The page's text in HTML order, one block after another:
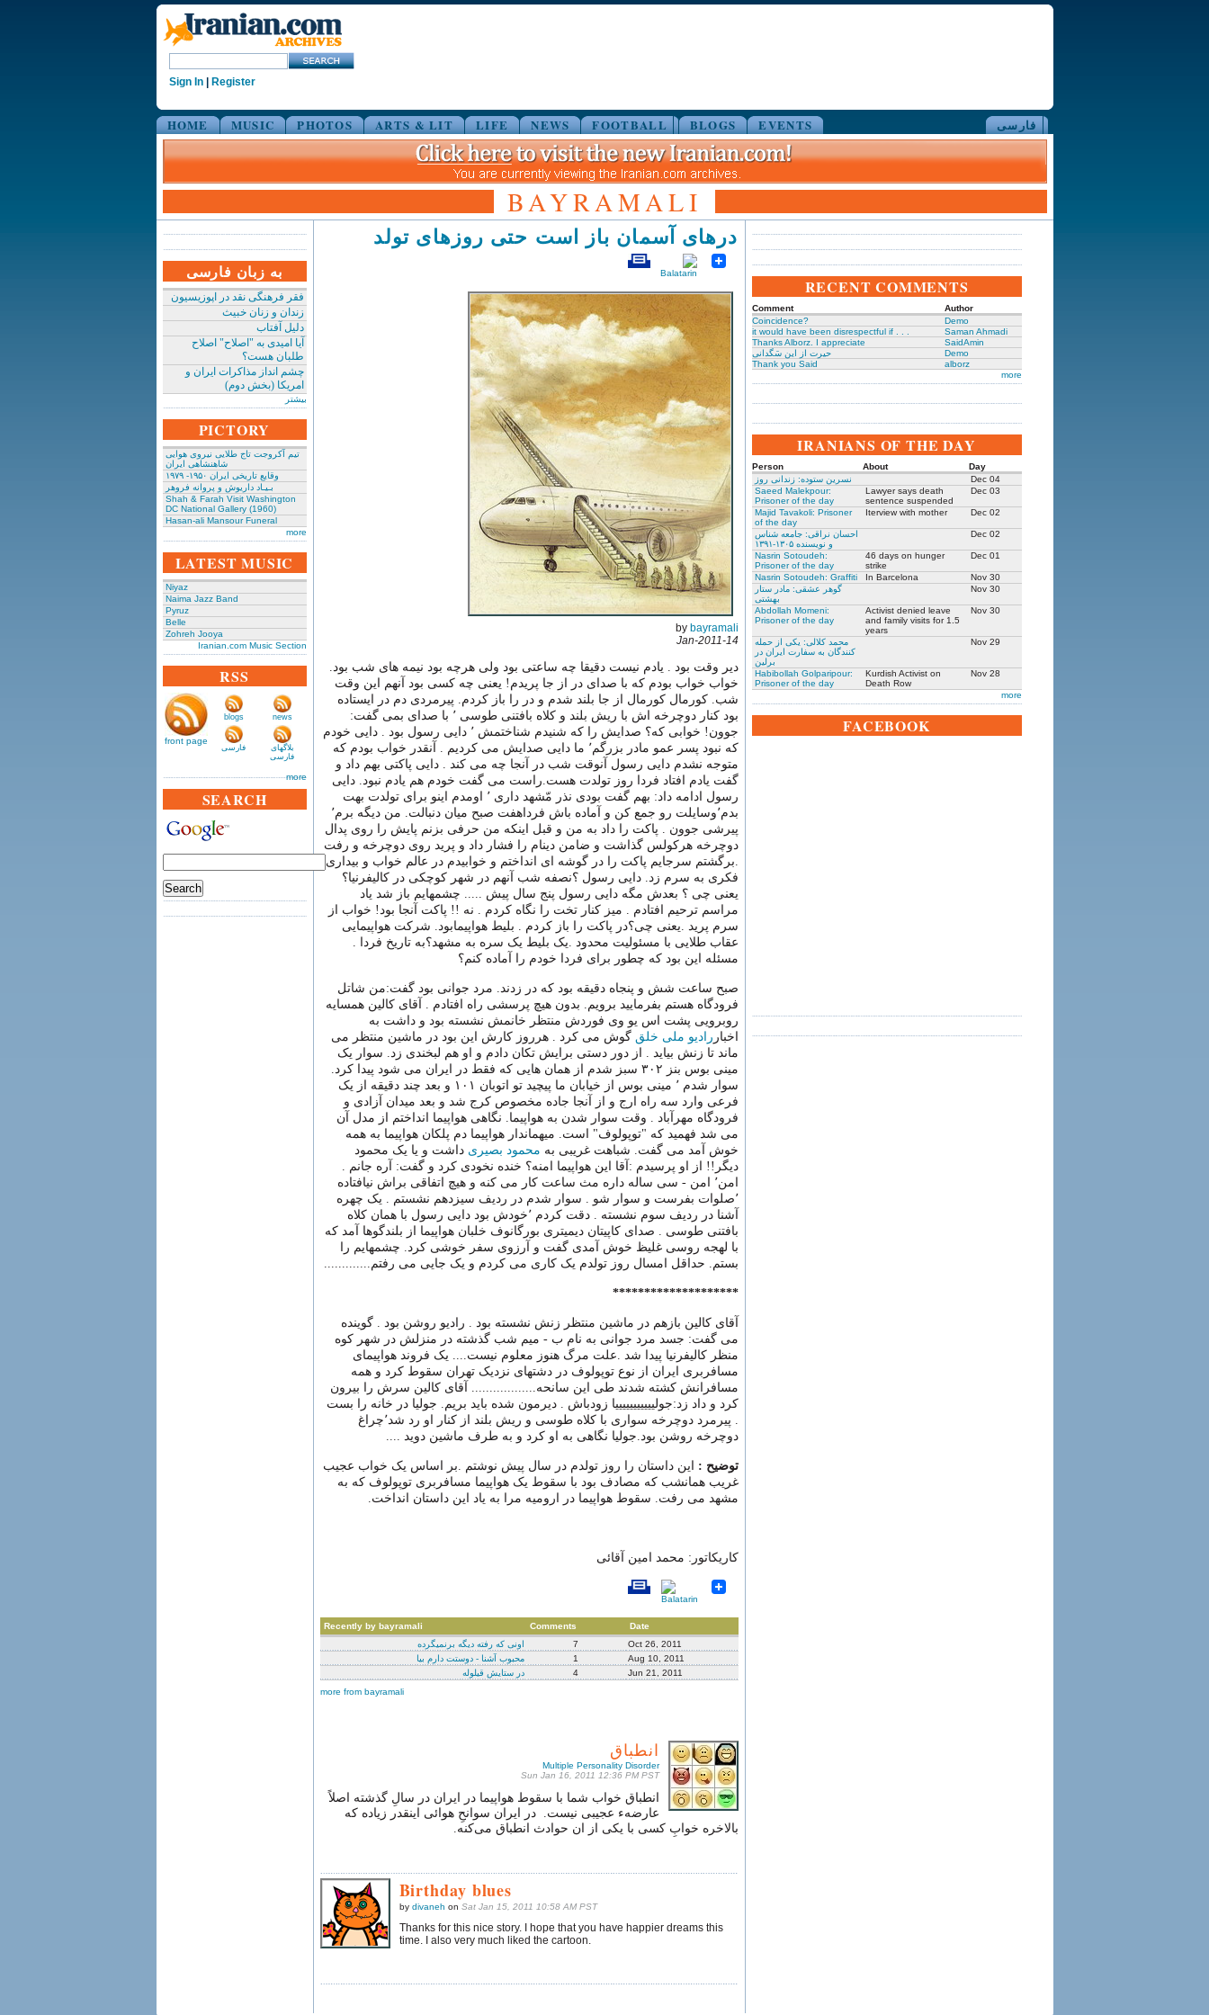
Sign In| Register
HOME MUSIC PHOTOS ARTS & LIT LIFE NEWS FOOTBALL BLOGS EVENTS فارسی
BAYRAMALI
به زبان فارسی
فقر فرهنگی نقد در اپوزیسیون
زندان و زنان خبیث
دلیل آفتاب
آیا امیدی به "اصلاح" اصلاح
طلبان هست؟
چشم انداز مذاکرات ایران و
امریکا (بخش دوم)
بیشتر
PICTORY
تیم آکروجت تاج طلایی نیروی هوایی
شاهنشاهی ایران
وقایع تاریخی‌ ایران ۱۹۵۰- ۱۹۷۹
بـیـاد داریوش و پروانه فروهر
Shah & Farah Visit Washington
DC National Gallery (1960)
Hasan-ali Mansour Funeral
more
LATEST MUSIC
Niyaz
Naima Jazz Band
Pyruz
Belle
Zohreh Jooya
Iranian.com Music Section
RSS
front page
blogs news
فارسی
بلاگهای
فارسی
more
SEARCH
درهای آسمان باز است حتی روزهای تولد
by bayramali
14-Jan-2011
دیر وقت بود . یادم نیست دقیقا چه ساعتی بود ولی هرچه بود نیمه های شب بود.
خواب خواب بودم که با صدای در از جا پریدم! یعنی چه کسی بود آنهم این وقت
شب. کورمال کورمال از جا بلند شدم و در را باز کردم. پیرمردی دم در ایستاده
بود کنار دوچرخه اش با ریش بلند و کلاه بافتنی طوسی ٬ با صدای بمی گفت:
جوون! خوابی که؟ صدایش را که شنیدم شناختمش ٬ دایی رسول بود . دایی خودم
که نبود پسر عمو مادر بزرگم٬ ما دایی صدایش می کردیم . آنقدر خواب بودم که
متوجه نشدم دایی رسول آنوقت شب در آنجا چه می کند . دایی پاکتی بهم داد و
گفت یادم افتاد فردا روز تولدت هست.راست می گفت خودم هم یادم نبود. دایی
رسول ادامه داد: بهم گفت بودی نذر مّشهد داری ٬ اومدم اینو برای تولدت بهت
بدم٬وسایلت رو جمع کن و آماده باش فرداهفت صبح میان دنبالت. من دیگه برم٬
پیرشی جوون . پاکت را داد به من و قبل اینکه من حرفی بزنم پایش را روی پدال
دوچرخه هرکولس گذاشت و ضامن دینام را فشار داد و پرید روی دوچرخه و رفت
.برگشتم سرجایم پاکت را در گوشه ای انداختم و خوابیدم در عالم خواب و بیداری
فکری به سرم زد. دایی رسول ؟نصفه شب آنهم در شهر کوچکی در کالیفرنیا؟
یعنی چی ؟ بعدش مگه دایی رسول پنج سال پیش ..... چشمهایم باز شد یاد
مراسم ترحیم افتادم . میز کنار تخت را نگاه کردم . نه !! پاکت آنجا بود! خواب از
سرم پرید .یعنی چی؟در پاکت را باز کردم . بلیط هواپیمابود. شرکت هواپیمایی
عقاب طلایی با مسئولیت محدود .یک بلیط یک سره به مشهد؟به تاریخ فردا .
مسئله این بود که چطور برای فردا خودم را آماده کنم؟
صبح ساعت شش و پنجاه دقیقه بود که در زدند. مرد جوانی بود گفت:من شاتل
فرودگاه هستم بفرمایید برویم. بدون هیچ پرسشی راه افتادم . آقای کالین همسایه
روبرویی پشت اس یو وی فوردش منتظر خانمش نشسته بود و داشت به
اخبار رادیو ملی خلق گوش می کرد . هرروز کارش این بود در ماشین منتظر می
ماند تا زنش بیاید . از دور دستی برایش تکان دادم و او هم لبخندی زد. سوار یک
مینی بوس بنز ۳۰۲ سبز شدم از همان هایی که فقط در ایران می شود پیدا کرد.
سوار شدم ٬ مینی بوس از خیابان ما پیچید تو اتوبان ۱۰۱ و بعد چند دقیقه از یک
فرعی وارد سه راه ارج و از آنجا جاده مخصوص کرج شد و بعد میدان آزادی و
فرودگاه مهرآباد . وقت سوار شدن به هواپیما. نگاهی هواپیما انداختم از مدل آن
می شد فهمید که "توپولوف" است. میهماندار هواپیما دم پلکان هواپیما به همه
خوش آمد می گفت. شباهت غریبی به محمود بصیری داشت و یا یک محمود
دیگر!! از او پرسیدم :آقا این هواپیما امنه؟ خنده نخودی کرد و گفت: آره جانم .
امن٬ امن - سی ساله داره مث ساعت کار می کنه و هیچ اتفاقی براش نیافتاده
٬صلوات بفرست و سوار شو . سوار شدم در ردیف سیزدهم نشستم . یک چهره
آشنا در ردیف سوم نشسته . دقت کردم ٬خودش بود دایی رسول با همان کلاه
بافتنی طوسی . صدای کاپیتان دیمیتری بورگانوف خلبان هواپیما از بلندگوها آمد که
با لهجه روسی غلیظ خوش آمدی گفت و آرزوی سفر خوشی کرد. چشمهایم را
بستم. حداقل امسال روز تولدم یک کاری می کردم و یک جایی می رفتم.............
********************
آقای کالین بازهم در ماشین منتظر زنش نشسته بود . رادیو روشن بود . گوینده
می گفت: جسد مرد جوانی به نام ب - میم شب گذشته در منزلش در شهر کوه
منظر کالیفرنیا پیدا شد .علت مرگ هنوز معلوم نیست.... یک فروند هواپیمای
مسافربری ایران از نوع توپولوف در دشتهای نزدیک تهران سقوط کرد و همه
مسافرانش کشته شدند طی این سانحه.................. آقای کالین سرش را بیرون
کرد و داد زد:جولیییییییییییا زودباش . دیرمون شده باید بریم. جولیا در خانه را بست
. پیرمرد دوچرخه سواری با کلاه طوسی و ریش بلند از کنار او رد شد٬چراغ
دوچرخه روشن بود.جولیا نگاهی به او کرد و به طرف ماشین دوید ....
توضیح :
این داستان را روز تولدم در سال پیش نوشتم .بر اساس یک خواب عجیب
غریب همانشب که مصادف بود با سقوط یک هواپیما مسافربری توپولوف که به
مشهد می رفت. سقوط هواپیما در ارومیه مرا به یاد این داستان انداخت.
کاریکاتور: محمد امین آقائی
Recently by bayramali Comments
Date
اونی که رفته دیگه برنمیگرده
7
Oct 26, 2011
محبوب آشنا - دوستت دارم بیا
1
Aug 10, 2011
در ستایش قیلوله
4
Jun 21, 2011
more from bayramali
انطباق
Multiple Personality Disorder
Sun Jan 16, 2011 12:36 PM PST
انطباق خواب شما با سقوط هواپیما در ایران در سالِ گذشته اصلاً
عارضهء عجیبی نیست. در ایران سوانحِ هوائی اینقدر زیاده که
بالاخره خوابِ کسی با یکی از ان حوادث انطباق می‌کنه.
Birthday blues
by divaneh on Sat Jan 15, 2011 10:58 AM PST
Thanks for this nice story. I hope that you have happier dreams this
time. I also very much liked the cartoon.
RECENT COMMENTS
Comment
Author
Coincidence?
Demo
it would have been disrespectful if . . .
Saman Ahmadi
Thanks Alborz. I appreciate
SaidAmin
حیرت از این سَگدانی
Demo
Thank you Said
alborz
more
IRANIANS OF THE DAY
Person About
Day
نسرین ستوده: زندانی روز
Dec 04
Saeed Malekpour:
Prisoner of the day
Lawyer says death
sentence suspended
Dec 03
Majid Tavakoli: Prisoner
of the day
Iterview with mother Dec 02
احسان نراقی: جامعه شناس
و نویسنده ۱۳۰۵-۱۳۹۱
Dec 02
Nasrin Sotoudeh:
Prisoner of the day
46 days on hunger
strike
Dec 01
Nasrin Sotoudeh: Graffiti In Barcelona
Nov 30
گوهر عشقی: مادر ستار
بهشتی
Nov 30
Abdollah Momeni:
Prisoner of the day
Activist denied leave
and family visits for 1.5
years
Nov 30
محمد کلالی: یکی از حمله
کنندگان به سفارت ایران در
برلین
Nov 29
Habibollah Golparipour:
Prisoner of the day
Kurdish Activist on
Death Row
Nov 28
more
FACEBOOK